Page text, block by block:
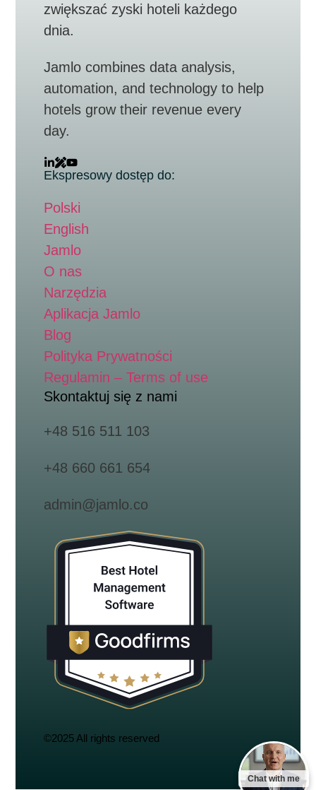
Chat with me
zwiększać zyski hoteli każdego
dnia.
Jamlo combines data analysis,
automation, and technology to help
hotels grow their revenue every
day.
Ekspresowy dostęp do:
Polski
English
Jamlo
O nas
Narzędzia
Aplikacja Jamlo
Blog
Polityka Prywatności
Regulamin – Terms of use
Skontaktuj się z nami
+48 516 511 103
+48 660 661 654
admin@jamlo.co
©2025 All rights reserved